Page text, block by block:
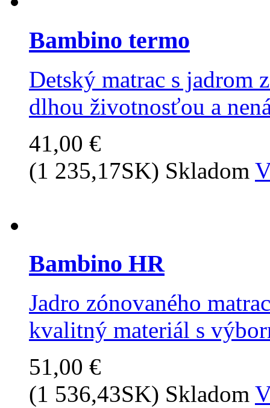
Bambino termo
Detský matrac s jadrom
dlhou životnosťou a
41,00 €
(1 235,17SK) Skladom
Bambino HR
Jadro zónovaného
kvalitný materiál s
51,00 €
(1 536,43SK) Skladom